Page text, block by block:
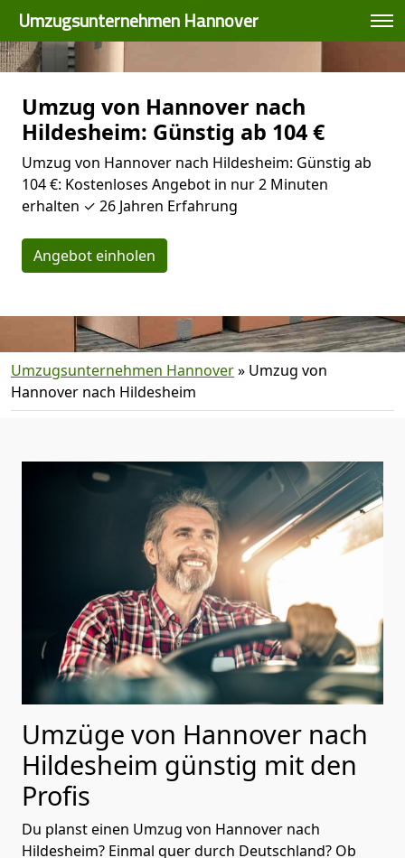
Umzugsunternehmen Hannover
Umzug von Hannover nach
Hildesheim: Günstig ab 104 €
Umzug von Hannover nach Hildesheim: Günstig ab
104 €: Kostenloses Angebot in nur 2 Minuten
erhalten ✓ 26 Jahren Erfahrung
Angebot einholen
Umzugsunternehmen Hannover» Umzug von
Hannover nach Hildesheim
Umzüge von Hannover nach
Hildesheim günstig mit den
Profis
Du planst einen Umzug von Hannover nach
Hildesheim? Einmal quer durch Deutschland? Ob